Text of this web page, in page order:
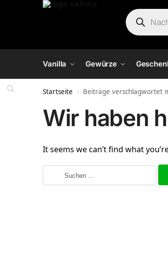
Vanilla Gewürze
Startseite / Beiträge verschlagwortet
Wir haben
It seems we can’t find what